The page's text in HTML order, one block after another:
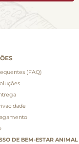
(FAQ)
DE BEM-ESTAR ANIMAL